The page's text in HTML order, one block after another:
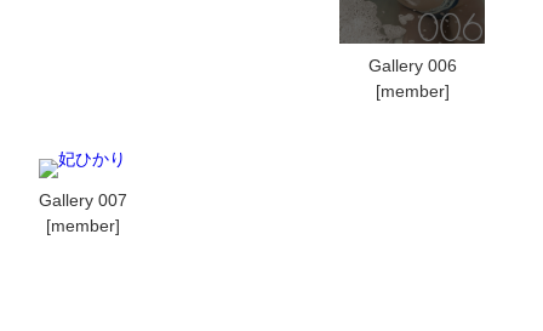
Gallery 006
[member]
Gallery 007
[member]